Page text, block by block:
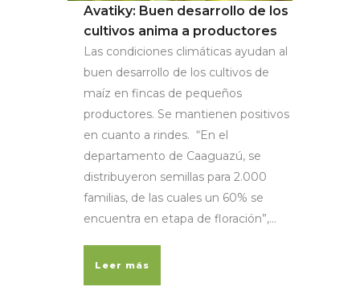
Avatiky: Buen desarrollo de los
cultivos anima a productores
Las condiciones climáticas ayudan al
buen desarrollo de los cultivos de
maíz en fincas de pequeños
productores. Se mantienen positivos
en cuanto a rindes. “En el
departamento de Caaguazú, se
distribuyeron semillas para 2.000
familias, de las cuales un 60% se
encuentra en etapa de floración”,...
Leer más